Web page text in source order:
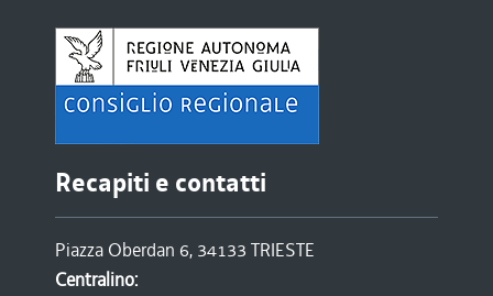
Recapiti e contatti
Piazza Oberdan 6, 34133 TRIESTE
Centralino: